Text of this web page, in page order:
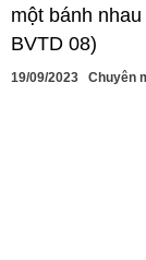
một bánh
BVTD 08)
19/09/2023 Chuyên